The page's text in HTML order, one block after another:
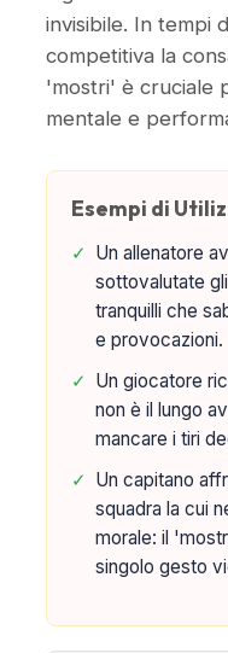
invisibile. In tempi
competitiva la
'mostri' è cruciale
mentale e
Esempi di
✓ Un allenatore
sottovalutate
tranquilli che
e provocazioni.
✓ Un giocatore
non è il lungo
mancare i tiri
✓ Un capitano
squadra la cui
morale: il
singolo gesto